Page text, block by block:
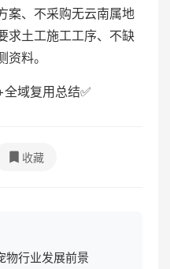
案、不采购无云南属地
求土工施工工序、不缺
料。
域复用总结✅
收藏
物行业发展前景